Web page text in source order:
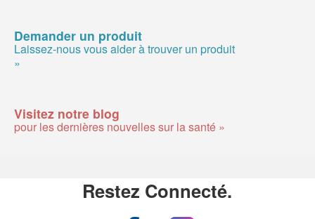
Demander un produit
Laissez-nous vous aider à trouver un produit
»
Visitez notre blog
pour les dernières nouvelles sur la santé »
Restez Connecté.